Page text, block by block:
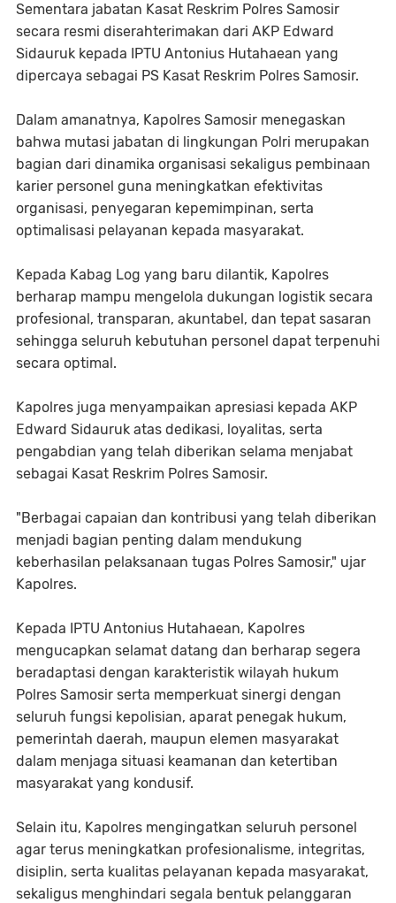
Sementara jabatan Kasat Reskrim Polres Samosir
secara resmi diserahterimakan dari AKP Edward
Sidauruk kepada IPTU Antonius Hutahaean yang
dipercaya sebagai PS Kasat Reskrim Polres Samosir.
Dalam amanatnya, Kapolres Samosir menegaskan
bahwa mutasi jabatan di lingkungan Polri merupakan
bagian dari dinamika organisasi sekaligus pembinaan
karier personel guna meningkatkan efektivitas
organisasi, penyegaran kepemimpinan, serta
optimalisasi pelayanan kepada masyarakat.
Kepada Kabag Log yang baru dilantik, Kapolres
berharap mampu mengelola dukungan logistik secara
profesional, transparan, akuntabel, dan tepat sasaran
sehingga seluruh kebutuhan personel dapat terpenuhi
secara optimal.
Kapolres juga menyampaikan apresiasi kepada AKP
Edward Sidauruk atas dedikasi, loyalitas, serta
pengabdian yang telah diberikan selama menjabat
sebagai Kasat Reskrim Polres Samosir.
"Berbagai capaian dan kontribusi yang telah diberikan
menjadi bagian penting dalam mendukung
keberhasilan pelaksanaan tugas Polres Samosir," ujar
Kapolres.
Kepada IPTU Antonius Hutahaean, Kapolres
mengucapkan selamat datang dan berharap segera
beradaptasi dengan karakteristik wilayah hukum
Polres Samosir serta memperkuat sinergi dengan
seluruh fungsi kepolisian, aparat penegak hukum,
pemerintah daerah, maupun elemen masyarakat
dalam menjaga situasi keamanan dan ketertiban
masyarakat yang kondusif.
Selain itu, Kapolres mengingatkan seluruh personel
agar terus meningkatkan profesionalisme, integritas,
disiplin, serta kualitas pelayanan kepada masyarakat,
sekaligus menghindari segala bentuk pelanggaran